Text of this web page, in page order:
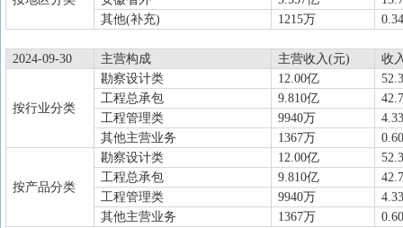
其他(补充)
1215万
2024-09-30 主营构成 主营收入(元) 收
按行业分类
勘察设计类 12.00亿
工程总承包
9.810亿
工程管理类
9940万
其他主营业务
1367万
按产品分类
勘察设计类 12.00亿
工程总承包
9.810亿
工程管理类
9940万
其他主营业务
1367万